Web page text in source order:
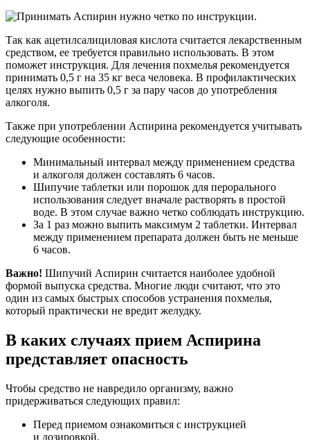
Так как ацетилсалициловая кислота считается лекарственным
средством, ее требуется правильно использовать. В этом
поможет инструкция. Для лечения похмелья рекомендуется
принимать 0,5 г на 35 кг веса человека. В профилактических
целях нужно выпить 0,5 г за пару часов до употребления
алкоголя.
Также при употреблении Аспирина рекомендуется учитывать
следующие особенности:
Минимальный интервал между применением средства
и алкоголя должен составлять 6 часов.
Шипучие таблетки или порошок для перорального
использования следует вначале растворять в простой
воде. В этом случае важно четко соблюдать инструкцию.
За 1 раз можно выпить максимум 2 таблетки. Интервал
между применением препарата должен быть не меньше
6 часов.
Важно! Шипучий Аспирин считается наиболее удобной
формой выпуска средства. Многие люди считают, что это
один из самых быстрых способов устранения похмелья,
который практически не вредит желудку.
В каких случаях прием Аспирина
представляет опасность
Чтобы средство не навредило организму, важно
придерживаться следующих правил:
Перед приемом ознакомиться с инструкцией
и дозировкой.